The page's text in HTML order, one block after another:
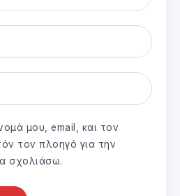
μου, email, και τον
τον πλοηγό για την
σχολιάσω.